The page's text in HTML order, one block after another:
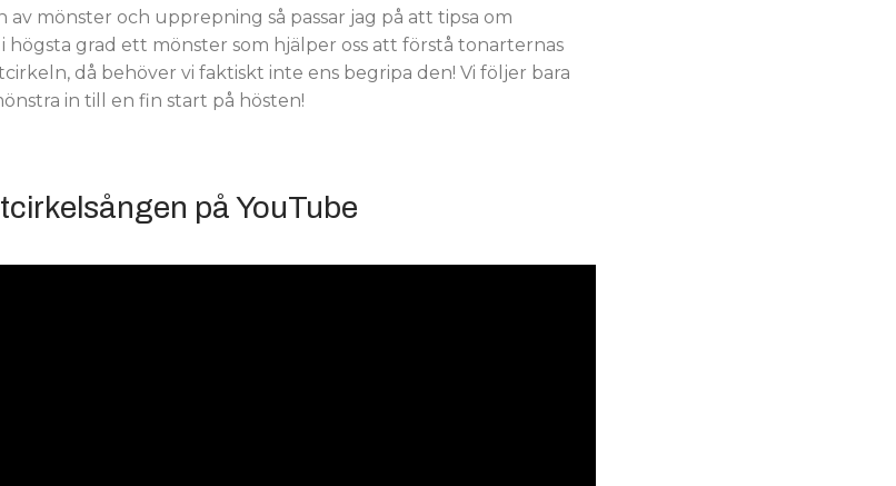
mönster och upprepning så passar jag på att tipsa om
högsta grad ett mönster som hjälper oss att förstå tonarternas
då behöver vi faktiskt inte ens begripa den! Vi följer bara
in till en fin start på hösten!
på YouTube